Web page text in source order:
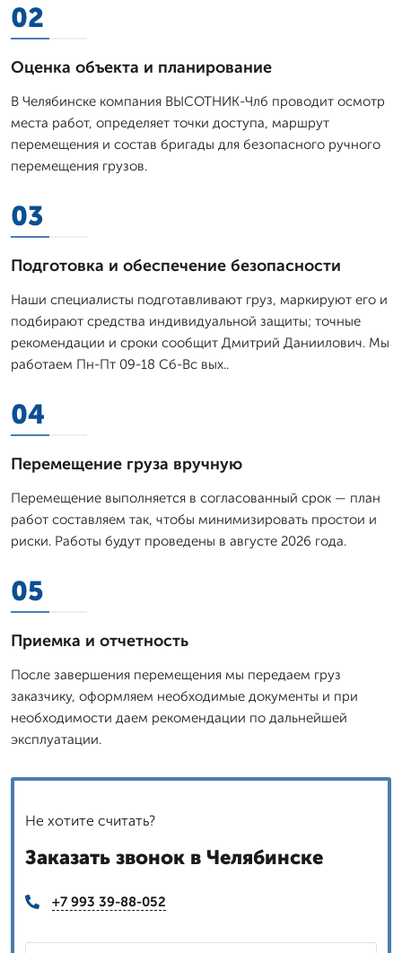
02
Оценка объекта и планирование
В Челябинске компания ВЫСОТНИК-Члб проводит осмотр
места работ, определяет точки доступа, маршрут
перемещения и состав бригады для безопасного ручного
перемещения грузов.
03
Подготовка и обеспечение безопасности
Наши специалисты подготавливают груз, маркируют его и
подбирают средства индивидуальной защиты; точные
рекомендации и сроки сообщит Дмитpий Даниилович. Мы
работаем Пн-Пт 09-18 Сб-Вс вых..
04
Перемещение груза вручную
Перемещение выполняется в согласованный срок — план
работ составляем так, чтобы минимизировать простои и
риски. Работы будут проведены в августе 2026 года.
05
Приемка и отчетность
После завершения перемещения мы передаем груз
заказчику, оформляем необходимые документы и при
необходимости даем рекомендации по дальнейшей
эксплуатации.
Не хотите считать?
Заказать звонок в Челябинске
+7 993 39-88-052